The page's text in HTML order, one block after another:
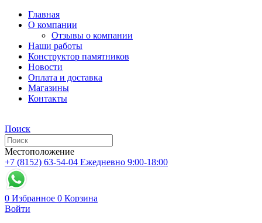
Главная
О компании
Отзывы о компании
Наши работы
Конструктор памятников
Новости
Оплата и доставка
Магазины
Контакты
Поиск
Местоположение
+7 (8152) 63-54-04 Ежедневно 9:00-18:00
0 Избранное 0 Корзина
Войти